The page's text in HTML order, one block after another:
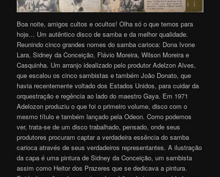
Boa noite, amigos cultos e ocultos! Olha só o que temos para
hoje… Um autêntico disco de samba e da melhor qualidade.
Reunindo cinco grandes nomes do samba carioca: Dona Ivone
Lara, Sidney da Conceição, Flávio Moreira, Wilson Moreira e
Casquinha. Um arranjo idealizado pelo produtor Adelzon Alves,
que escalou os cinco sambistas e também João Donato, que
havia recentemente voltado dos Estados Unidos, para cuidar da
orquestração e regência ao lado do maestro Gaya. Em 1971
Adelozon produziu o que foi o primeiro volume, disco com o
mesmo título e também lançado pela Odeon. Como podemos
ver, trata-se de um disco trabalhado, pensado, onde seus
produtores procuram captar a verdadeira essência do samba
carioca através de seus verdadeiros representantes. A ilustração
da capa é uma pintura de Sidney da Conceição, um sambista
assim como Heitor dos Prazeres que se dedicava a pintura.